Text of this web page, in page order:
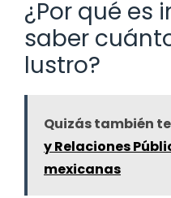
¿Por qué es
saber
lustro?
Quizás también
y Relaciones
mexicanas